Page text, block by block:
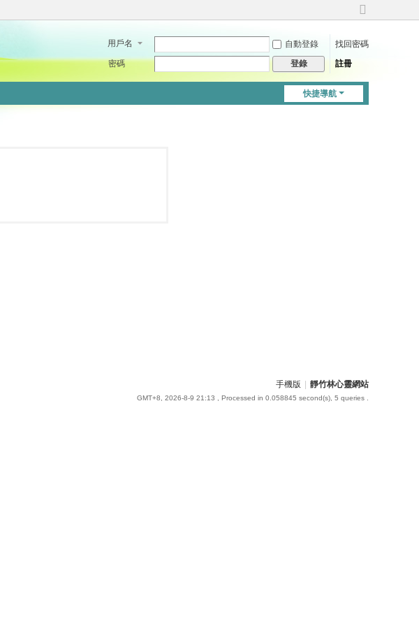
切
到
用戶名 自動登錄
找回密碼
密碼
登錄 註冊
快捷導航
手機版 靜竹林心靈網站
GMT+8, 2026-8-9 21:13 , Processed in 0.058845 second(s), 5 queries .